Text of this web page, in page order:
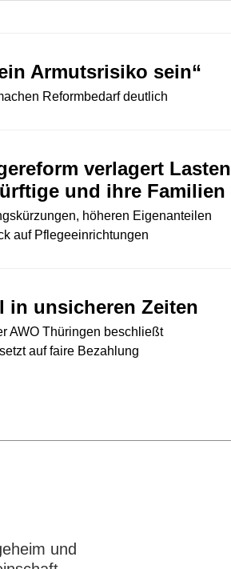
Armutsrisiko sein“
Reformbedarf deutlich
verlagert Lasten
und ihre Familien
höheren Eigenanteilen
auf Pflegeeinrichtungen
in unsicheren Zeiten
AWO Thüringen beschließt
auf faire Bezahlung
und